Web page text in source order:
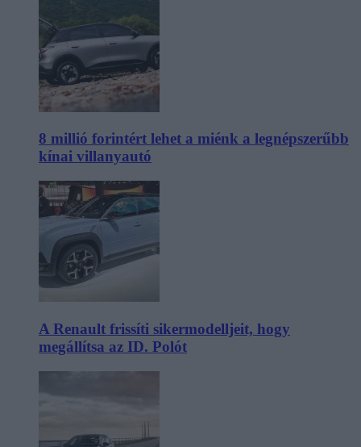
8 millió forintért lehet a miénk a legnépszerűbb
kínai villanyautó
A Renault frissíti sikermodelljeit, hogy
megállítsa az ID. Polót